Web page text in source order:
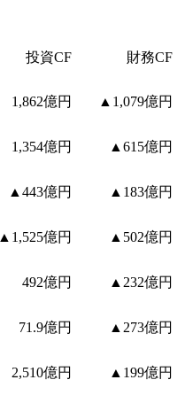
投資CF 財務CF
1,862億円 ▲1,079億円
1,354億円 ▲615億円
▲443億円 ▲183億円
▲1,525億円 ▲502億円
492億円 ▲232億円
71.9億円 ▲273億円
2,510億円 ▲199億円